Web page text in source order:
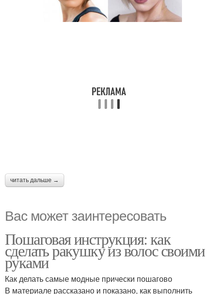
читать дальше →
Вас может заинтересовать
Пошаговая инструкция: как
сделать ракушку из волос своими
руками
Как делать самые модные прически пошагово
В материале рассказано и показано, как выполнить